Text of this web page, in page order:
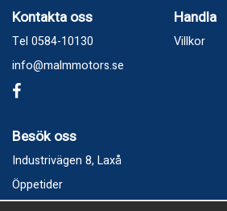
Kontakta oss
Tel 0584-10130
info@malmmotors.se
Handla
Villkor
Besök oss
Industrivägen 8, Laxå
Öppetider